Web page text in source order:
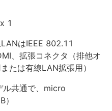
1
はIEEE 802.11
、拡張コネクタ（排他オ
たは有線LAN拡張用）
ル共通で、micro